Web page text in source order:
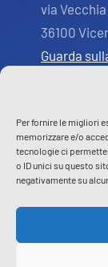
Per fornire le migliori
memorizzare e/o
tecnologie ci
o ID unici su questo
negativamente su
via
36100
Guarda